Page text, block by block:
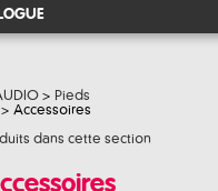
> Pieds
> Accessoires
dans cette section